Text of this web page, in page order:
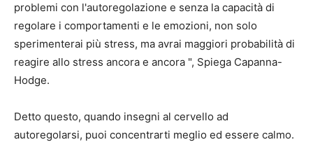
problemi con l'autoregolazione e senza la capacità di
regolare i comportamenti e le emozioni, non solo
sperimenterai più stress, ma avrai maggiori probabilità di
reagire allo stress ancora e ancora ", Spiega Capanna-
Hodge.
Detto questo, quando insegni al cervello ad
autoregolarsi, puoi concentrarti meglio ed essere calmo.